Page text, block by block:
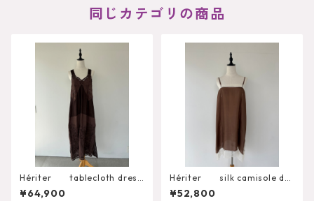
同じカテゴリの商品
Hériter tablecloth dress
H0-00-7060
¥64,900
Hériter silk camisole dre
ss H2-26-7001
¥52,800